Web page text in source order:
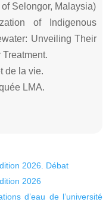
Selongor, Malaysia)
of Indigenous
Unveiling Their
de la vie.
LMA.
2026. Débat
2026
d’eau de l’université